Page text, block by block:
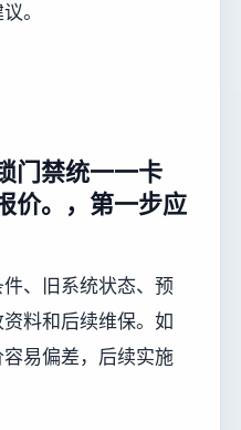
。
门禁统一一卡
价。，第一步应
、旧系统状态、预
料和后续维保。如
易偏差，后续实施